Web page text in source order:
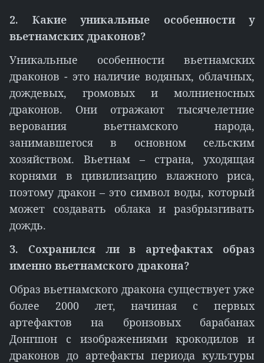
2. Какие уникальные особенности у
вьетнамских драконов?
Уникальные особенности вьетнамских
драконов - это наличие водяных, облачных,
дождевых, громовых и молниеносных
драконов. Они отражают тысячелетние
верования вьетнамского народа,
занимавшегося в основном сельским
хозяйством. Вьетнам – страна, уходящая
корнями в цивилизацию влажного риса,
поэтому дракон – это символ воды, который
может создавать облака и разбрызгивать
дождь.
3. Cохранился ли в артефактах образ
именно вьетнамского дракона?
Образ вьетнамского дракона существует уже
более 2000 лет, начиная с первых
артефактов на бронзовых барабанах
Донгшон с изображениями крокодилов и
драконов до артефакты периода культуры